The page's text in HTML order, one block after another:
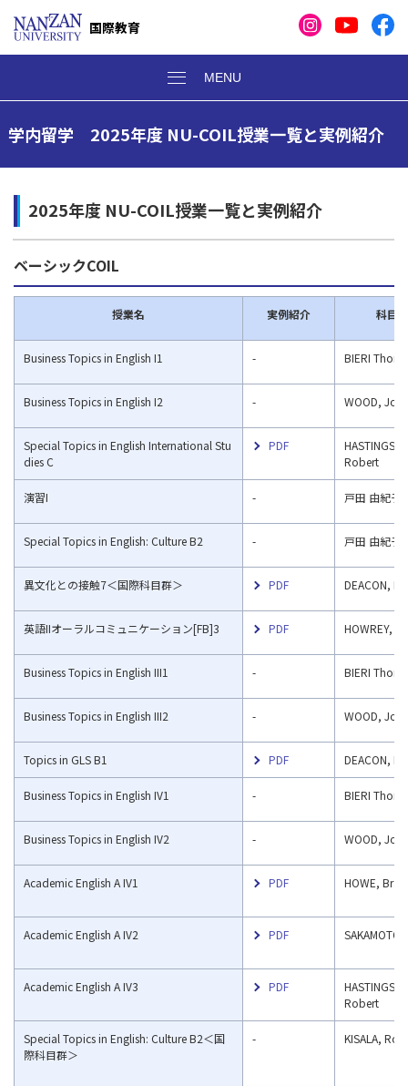
国際教育
学内留学 2025年度 NU-COIL授業一覧と実例紹介
2025年度 NU-COIL授業一覧と実例紹介
ベーシックCOIL
授業名 実例紹介 科目
Business Topics in English I1 - BIERI
Business Topics in English I2 - WOOD,
Special Topics in English International Stu
dies C
PDF
HASTINGS,
Robert
演習I - 戸田 由紀子
Special Topics in English: Culture B2 - 戸田 由紀子
異文化との接触7＜国際科⽬群＞ PDF DEACON,
英語IIオーラルコミュニケーション[FB]3 PDF HOWREY,
Business Topics in English III1 - BIERI
Business Topics in English III2 - WOOD,
Topics in GLS B1 PDF DEACON,
Business Topics in English IV1 - BIERI
Business Topics in English IV2 - WOOD,
Academic English A IV1 PDF HOWE,
Academic English A IV2 PDF SAKAMOTO,
Academic English A IV3 PDF
HASTINGS,
Robert
Special Topics in English: Culture B2＜国
際科⽬群＞
- KISALA,